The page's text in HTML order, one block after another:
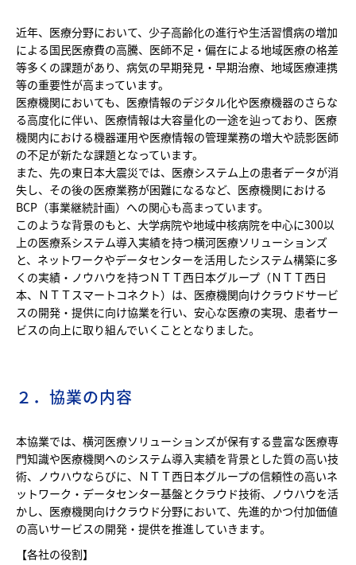
近年、医療分野において、少子高齢化の進行や生活習慣病の増加
による国民医療費の高騰、医師不足・偏在による地域医療の格差
等多くの課題があり、病気の早期発見・早期治療、地域医療連携
等の重要性が高まっています。
医療機関においても、医療情報のデジタル化や医療機器のさらな
る高度化に伴い、医療情報は大容量化の一途を辿っており、医療
機関内における機器運用や医療情報の管理業務の増大や読影医師
の不足が新たな課題となっています。
また、先の東日本大震災では、医療システム上の患者データが消
失し、その後の医療業務が困難になるなど、医療機関における
BCP（事業継続計画）への関心も高まっています。
このような背景のもと、大学病院や地域中核病院を中心に300以
上の医療系システム導入実績を持つ横河医療ソリューションズ
と、ネットワークやデータセンターを活用したシステム構築に多
くの実績・ノウハウを持つＮＴＴ西日本グループ（ＮＴＴ西日
本、ＮＴＴスマートコネクト）は、医療機関向けクラウドサービ
スの開発・提供に向け協業を行い、安心な医療の実現、患者サー
ビスの向上に取り組んでいくこととなりました。
２．協業の内容
本協業では、横河医療ソリューションズが保有する豊富な医療専
門知識や医療機関へのシステム導入実績を背景とした質の高い技
術、ノウハウならびに、ＮＴＴ西日本グループの信頼性の高いネ
ットワーク・データセンター基盤とクラウド技術、ノウハウを活
かし、医療機関向けクラウド分野において、先進的かつ付加価値
の高いサービスの開発・提供を推進していきます。
【各社の役割】